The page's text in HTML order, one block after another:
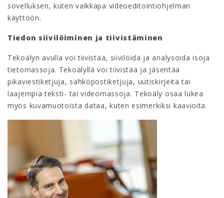
sovelluksen, kuten vaikkapa videoeditointiohjelman
käyttöön.
Tiedon siivilöiminen ja tiivistäminen
Tekoälyn avulla voi tiivistää, siivilöidä ja analysoida isoja
tietomassoja. Tekoälyllä voi tiivistää ja jäsentää
pikaviestiketjuja, sähköpostiketjuja, uutiskirjeitä tai
laajempia teksti- tai videomassoja. Tekoäly osaa lukea
myös kuvamuotoista dataa, kuten esimerkiksi kaavioita.